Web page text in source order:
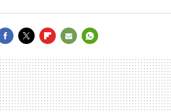
MAIL